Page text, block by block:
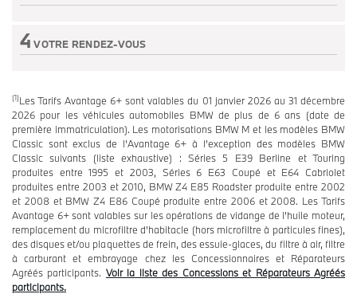
4 VOTRE RENDEZ-VOUS
(1)Les Tarifs Avantage 6+ sont valables du 01 janvier 2026 au 31 décembre
2026 pour les véhicules automobiles BMW de plus de 6 ans (date de
première immatriculation). Les motorisations BMW M et les modèles BMW
Classic sont exclus de l’Avantage 6+ à l’exception des modèles BMW
Classic suivants (liste exhaustive) : Séries 5 E39 Berline et Touring
produites entre 1995 et 2003, Séries 6 E63 Coupé et E64 Cabriolet
produites entre 2003 et 2010, BMW Z4 E85 Roadster produite entre 2002
et 2008 et BMW Z4 E86 Coupé produite entre 2006 et 2008. Les Tarifs
Avantage 6+ sont valables sur les opérations de vidange de l’huile moteur,
remplacement du microfiltre d’habitacle (hors microfiltre à particules fines),
des disques et/ou plaquettes de frein, des essuie-glaces, du filtre à air, filtre
à carburant et embrayage chez les Concessionnaires et Réparateurs
Agréés participants. Voir la liste des Concessions et Réparateurs Agréés
participants.